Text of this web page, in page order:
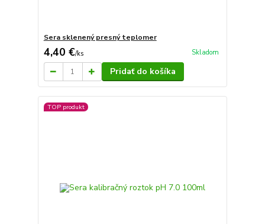
Sera sklenený presný teplomer
4,40 €/ks Skladom
Pridať do košíka
TOP produkt